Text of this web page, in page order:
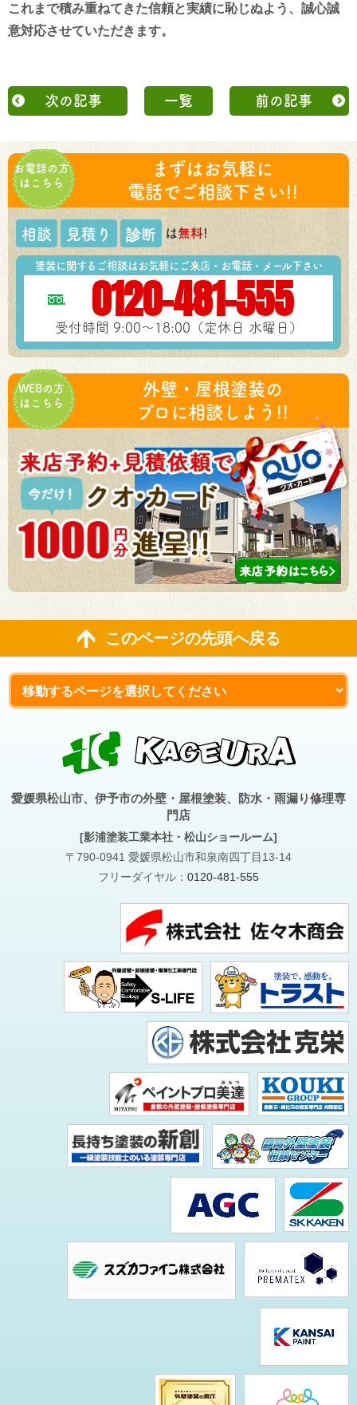
これまで積み重ねてきた信頼と実績に恥じぬよう、誠心誠
意対応させていただきます。
次の記事 一覧 前の記事
お電話の方
はこちら
まずはお気軽に
電話でご相談下さい!!
相談 見積り 診断 は無料!
塗装に関するご相談はお気軽にご来店・お電話・メール下さい
0120-481-555
受付時間 9:00～18:00（定休日 水曜日）
WEBの方
はこちら
外壁・屋根塗装の
プロに相談しよう!!
このページの先頭へ戻る
愛媛県松山市、伊予市の外壁・屋根塗装、防水・雨漏り修理専
門店
[影浦塗装工業本社・松山ショールーム]
〒790-0941 愛媛県松山市和泉南四丁目13-14
フリーダイヤル： 0120-481-555